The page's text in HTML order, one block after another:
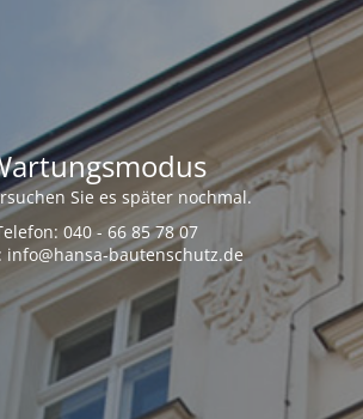
Sie es später nochmal.
040 - 66 85 78 07
info@hansa-bautenschutz.de